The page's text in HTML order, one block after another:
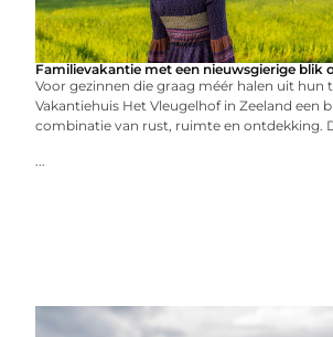
Familievakantie met een nieuwsgierige blik
Voor gezinnen die graag méér halen uit hun
Vakantiehuis Het Vleugelhof in Zeeland een
combinatie van rust, ruimte en ontdekking.
...